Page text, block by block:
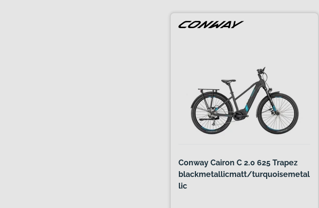
Conway Cairon C 2.0 625 Trapez
blackmetallicmatt/turquoisemetal
lic